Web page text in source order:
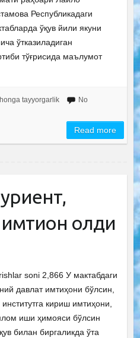
Республикадаги
ўқув йили якуни
ўтказиладиган
тўғрисида маълумот
tayyorgarlik
No
Read more
олди
soni 2,866 У мактабдаги
давлат имтиҳони бўлсин,
институтга кириш имтиҳони,
иши ҳимояси бўлсин
билан биргаликда ўта